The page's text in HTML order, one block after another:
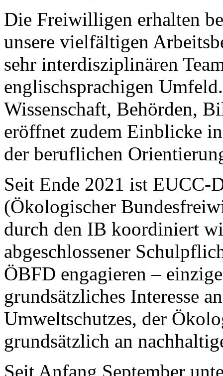
Die Freiwilligen erhalten
unsere vielfältigen
sehr interdisziplinären
englischsprachigen
Wissenschaft, Behörden,
eröffnet zudem Einblicke
der beruflichen
Seit Ende 2021 ist EUCC-
(Ökologischer
durch den IB koordiniert
abgeschlossener
ÖBFD engagieren –
grundsätzliches Interesse
Umweltschutzes, der
grundsätzlich an
Seit Anfang September